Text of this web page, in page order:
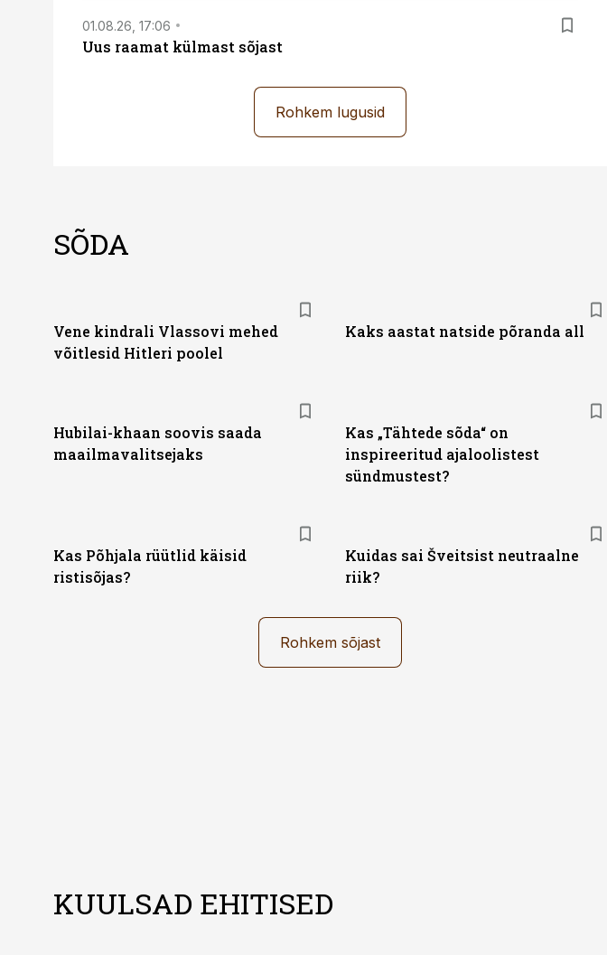
01.08.26, 17:06
Uus raamat külmast sõjast
Rohkem lugusid
SÕDA
Vene kindrali Vlassovi mehed
võitlesid Hitleri poolel
Kaks aastat natside põranda all
Hubilai-khaan soovis saada
maailmavalitsejaks
Kas „Tähtede sõda“ on
inspireeritud ajaloolistest
sündmustest?
Kas Põhjala rüütlid käisid
ristisõjas?
Kuidas sai Šveitsist neutraalne
riik?
Rohkem sõjast
KUULSAD EHITISED